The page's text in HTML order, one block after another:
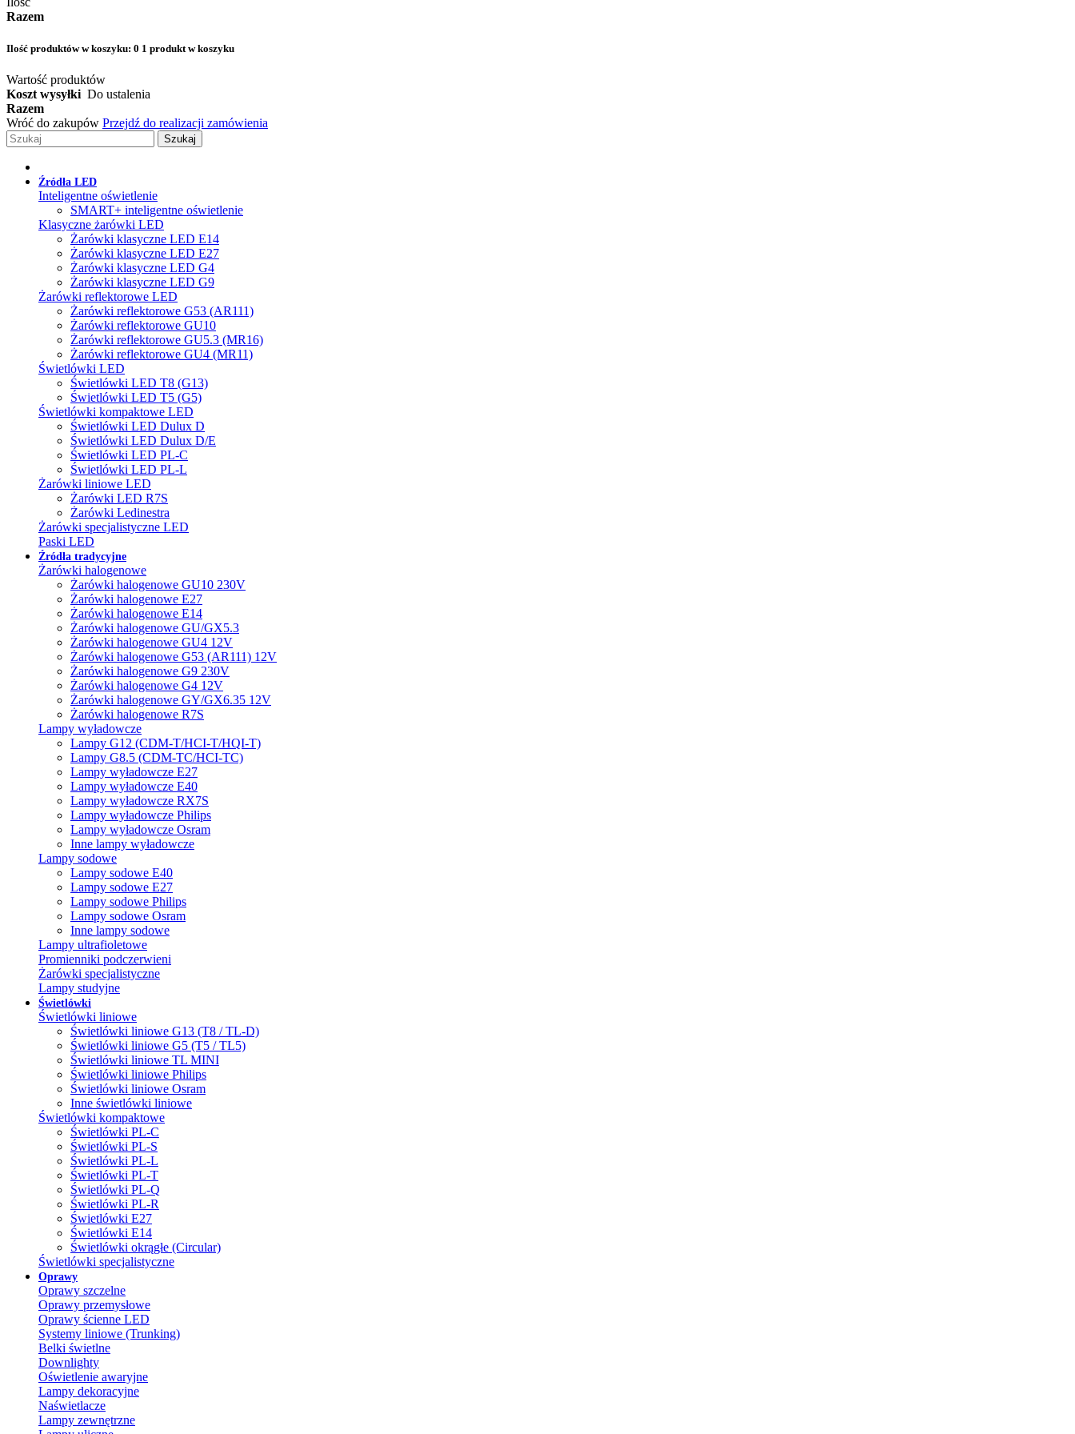
Razem
Ilość produktów w koszyku: 0 1 produkt w koszyku
Wartość produktów
Koszt wysyłki Do ustalenia
Razem
Wróć do zakupów Przejdź do realizacji zamówienia
Szukaj
Źródła LED
Inteligentne oświetlenie
SMART+ inteligentne oświetlenie
Klasyczne żarówki LED
Żarówki klasyczne LED E14
Żarówki klasyczne LED E27
Żarówki klasyczne LED G4
Żarówki klasyczne LED G9
Żarówki reflektorowe LED
Żarówki reflektorowe G53 (AR111)
Żarówki reflektorowe GU10
Żarówki reflektorowe GU5.3 (MR16)
Żarówki reflektorowe GU4 (MR11)
Świetlówki LED
Świetlówki LED T8 (G13)
Świetlówki LED T5 (G5)
Świetlówki kompaktowe LED
Świetlówki LED Dulux D
Świetlówki LED Dulux D/E
Świetlówki LED PL-C
Świetlówki LED PL-L
Żarówki liniowe LED
Żarówki LED R7S
Żarówki Ledinestra
Żarówki specjalistyczne LED
Paski LED
Źródła tradycyjne
Żarówki halogenowe
Żarówki halogenowe GU10 230V
Żarówki halogenowe E27
Żarówki halogenowe E14
Żarówki halogenowe GU/GX5.3
Żarówki halogenowe GU4 12V
Żarówki halogenowe G53 (AR111) 12V
Żarówki halogenowe G9 230V
Żarówki halogenowe G4 12V
Żarówki halogenowe GY/GX6.35 12V
Żarówki halogenowe R7S
Lampy wyładowcze
Lampy G12 (CDM-T/HCI-T/HQI-T)
Lampy G8.5 (CDM-TC/HCI-TC)
Lampy wyładowcze E27
Lampy wyładowcze E40
Lampy wyładowcze RX7S
Lampy wyładowcze Philips
Lampy wyładowcze Osram
Inne lampy wyładowcze
Lampy sodowe
Lampy sodowe E40
Lampy sodowe E27
Lampy sodowe Philips
Lampy sodowe Osram
Inne lampy sodowe
Lampy ultrafioletowe
Promienniki podczerwieni
Żarówki specjalistyczne
Lampy studyjne
Świetlówki
Świetlówki liniowe
Świetlówki liniowe G13 (T8 / TL-D)
Świetlówki liniowe G5 (T5 / TL5)
Świetlówki liniowe TL MINI
Świetlówki liniowe Philips
Świetlówki liniowe Osram
Inne świetlówki liniowe
Świetlówki kompaktowe
Świetlówki PL-C
Świetlówki PL-S
Świetlówki PL-L
Świetlówki PL-T
Świetlówki PL-Q
Świetlówki PL-R
Świetlówki E27
Świetlówki E14
Świetlówki okrągłe (Circular)
Świetlówki specjalistyczne
Oprawy
Oprawy szczelne
Oprawy przemysłowe
Oprawy ścienne LED
Systemy liniowe (Trunking)
Belki świetlne
Downlighty
Oświetlenie awaryjne
Lampy dekoracyjne
Naświetlacze
Lampy zewnętrzne